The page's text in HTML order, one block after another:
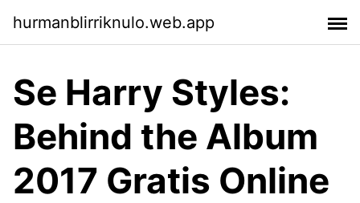
hurmanblirriknulo.web.app
Se Harry Styles:
Behind the Album
2017 Gratis Online